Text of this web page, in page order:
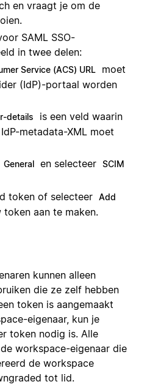
en vraagt je om de
SAML SSO-
in twee delen:
Service (ACS) URL
moet
(IdP)-portaal worden
details
is een veld waarin
metadata-XML moet
General en selecteer SCIM
token of selecteer Add
token aan te maken.
kunnen alleen
die ze zelf hebben
token is aangemaakt
eigenaar, kun je
token nodig is. Alle
workspace-eigenaar die
de workspace
tot lid.